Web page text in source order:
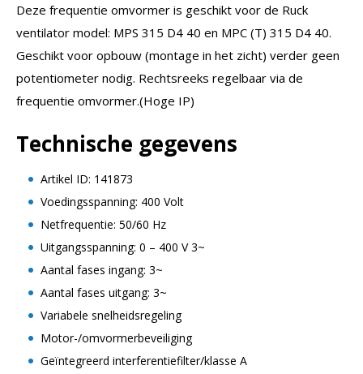
Deze frequentie omvormer is geschikt voor de Ruck
ventilator model: MPS 315 D4 40 en MPC (T) 315 D4 40.
Geschikt voor opbouw (montage in het zicht) verder geen
potentiometer nodig. Rechtsreeks regelbaar via de
frequentie omvormer.(Hoge IP)
Technische gegevens
Artikel ID: 141873
Voedingsspanning: 400 Volt
Netfrequentie: 50/60 Hz
Uitgangsspanning: 0 – 400 V 3~
Aantal fases ingang: 3~
Aantal fases uitgang: 3~
Variabele snelheidsregeling
Motor-/omvormerbeveiliging
Geïntegreerd interferentiefilter/klasse A